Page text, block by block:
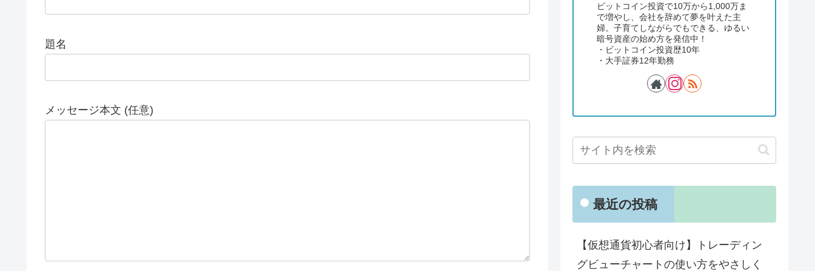
題名
メッセージ本文 (任意)
ビットコイン投資で10万から1,000万ま
で増やし、会社を辞めて夢を叶えた主
婦。子育てしながらでもできる、ゆるい
暗号資産の始め方を発信中！
・ビットコイン投資歴10年
・大手証券12年勤務
最近の投稿
【仮想通貨初心者向け】トレーディン
グビューチャートの使い方をやさしく